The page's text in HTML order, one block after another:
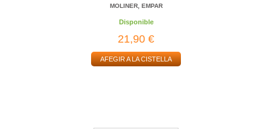
MOLINER, EMPAR
Disponible
21,90 €
AFEGIR A LA CISTELLA